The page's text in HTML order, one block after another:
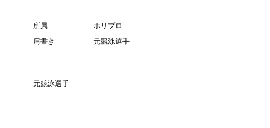
所属
ホリプロ
肩書き
元競泳選手
元競泳選手